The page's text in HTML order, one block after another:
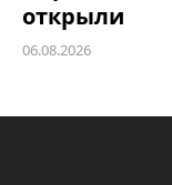
открыли
06.08.2026